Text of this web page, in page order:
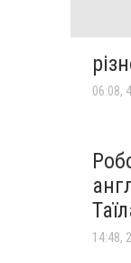
06:08,
14:48,